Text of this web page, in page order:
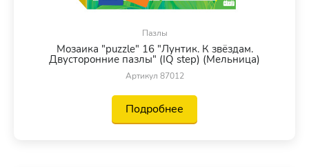
Пазлы
Мозаика "puzzle" 16 "Лунтик. К звёздам.
Двусторонние пазлы" (IQ step) (Мельница)
Артикул 87012
Подробнее